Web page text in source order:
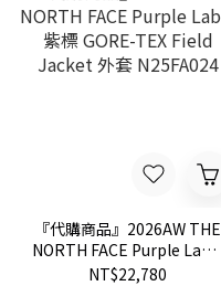
『代購商品』2026AW THE
NORTH FACE Purple Label
紫標 GORE-TEX Field
NT$22,780